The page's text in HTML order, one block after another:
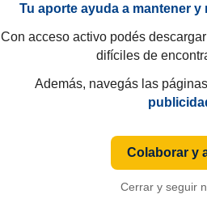
Tu aporte ayuda a mantener
Con acceso activo podés descargar
difíciles de
Además, navegás las
Colaborar y
Cerrar y seguir